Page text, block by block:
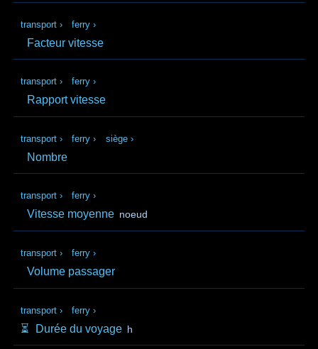
transport › ferry ›
Facteur vitesse
transport › ferry ›
Rapport vitesse
transport › ferry › siège ›
Nombre
transport › ferry ›
Vitesse moyenne noeud
transport › ferry ›
Volume passager
transport › ferry ›
⏳️ Durée du voyage h